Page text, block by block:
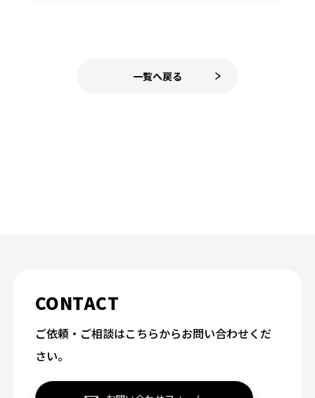
一覧へ戻る
CONTACT
ご依頼・ご相談はこちらからお問い合わせくだ
さい。